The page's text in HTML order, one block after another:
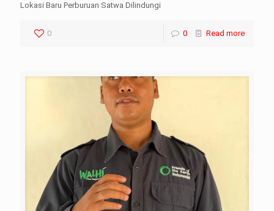
Lokasi Baru Perburuan Satwa Dilindungi
0 0 Read more